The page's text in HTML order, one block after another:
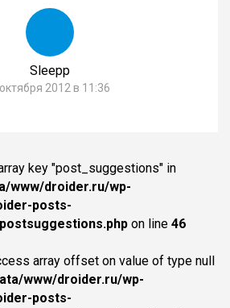
Sleepp
2012 в 11:36
key "post_suggestions" in
www/droider.ru/wp-
posts-
on line 46
array offset on value of type null
www/droider.ru/wp-
posts-